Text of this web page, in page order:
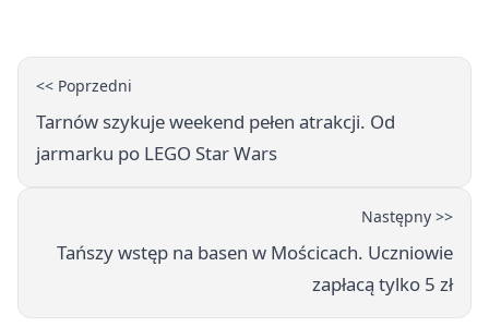
<< Poprzedni
Tarnów szykuje weekend pełen atrakcji. Od
jarmarku po LEGO Star Wars
Następny >>
Tańszy wstęp na basen w Mościcach. Uczniowie
zapłacą tylko 5 zł